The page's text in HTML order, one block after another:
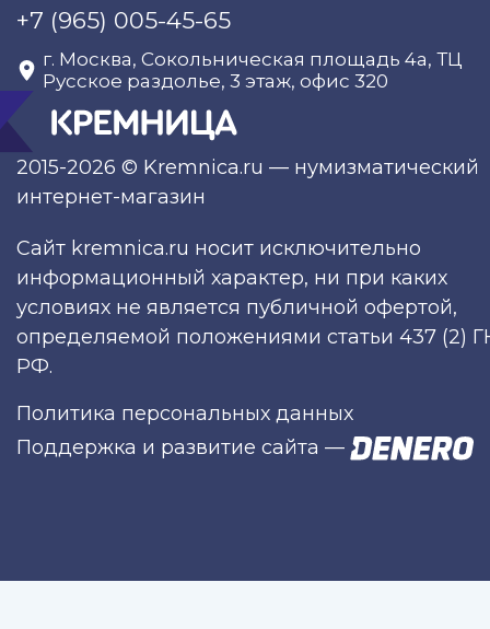
2015-2026 © Kremnica.ru — нумизматический
интернет-магазин
+7 (965) 005-45-65
г. Москва, Сокольническая площадь 4а, ТЦ
Русское раздолье, 3 этаж, офис 320
Сайт kremnica.ru носит исключительно
информационный характер, ни при каких
условиях не является публичной офертой,
определяемой положениями статьи 437 (2)
РФ.
Политика персональных данных
Поддержка и развитие сайта —